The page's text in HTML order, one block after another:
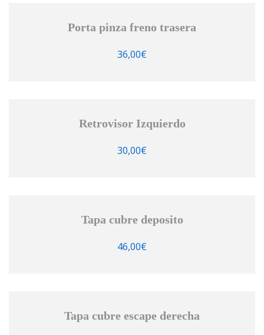
Porta pinza freno trasera
36,00€
Retrovisor Izquierdo
30,00€
Tapa cubre deposito
46,00€
Tapa cubre escape derecha